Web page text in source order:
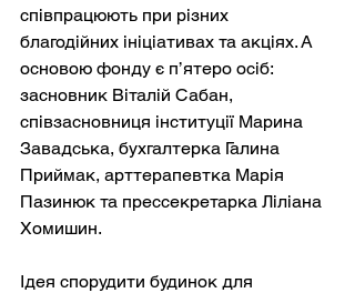
співпрацюють при різних
благодійних ініціативах та акціях. А
основою фонду є п’ятеро осіб:
засновник Віталій Сабан,
співзасновниця інституції Марина
Завадська, бухгалтерка Галина
Приймак, арттерапевтка Марія
Пазинюк та прессекретарка Ліліана
Хомишин.
Ідея спорудити будинок для